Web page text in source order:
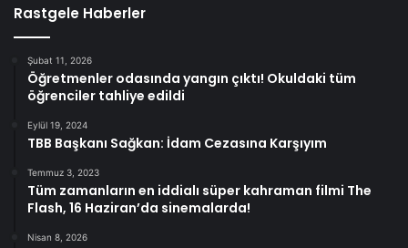
Rastgele Haberler
Şubat 11, 2026
Öğretmenler odasında yangın çıktı! Okuldaki tüm
öğrenciler tahliye edildi
Eylül 19, 2024
TBB Başkanı Sağkan: İdam Cezasına Karşıyım
Temmuz 3, 2023
Tüm zamanların en iddialı süper kahraman filmi The
Flash, 16 Haziran’da sinemalarda!
Nisan 8, 2026